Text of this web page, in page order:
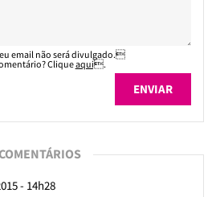
email não será divulgado.
Cliqueaqui.
- 14h28